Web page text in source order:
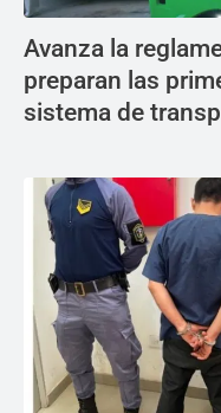
Avanza la
preparan las
sistema de